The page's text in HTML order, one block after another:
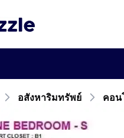
อสังหาริมทรัพย์ คอน